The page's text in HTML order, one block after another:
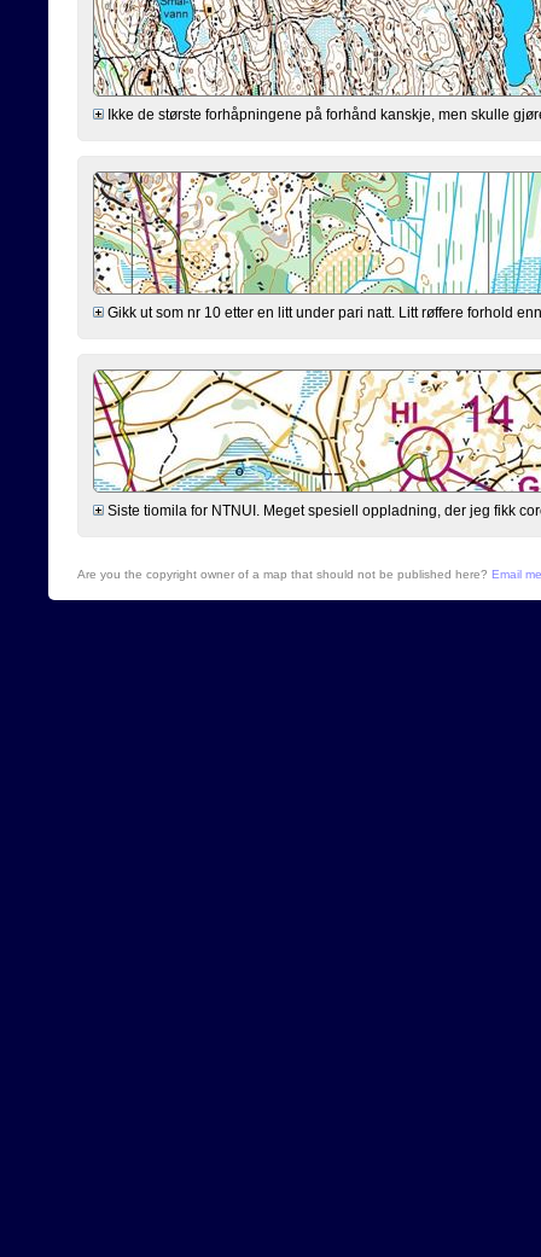
Ikke de største forhåpningene på forhånd kanskje, men skulle
Gikk ut som nr 10 etter en litt under pari natt. Litt røffere forhold
Siste tiomila for NTNUI. Meget spesiell oppladning, der jeg fikk
Are you the copyright owner of a map that should not be published here? Email me